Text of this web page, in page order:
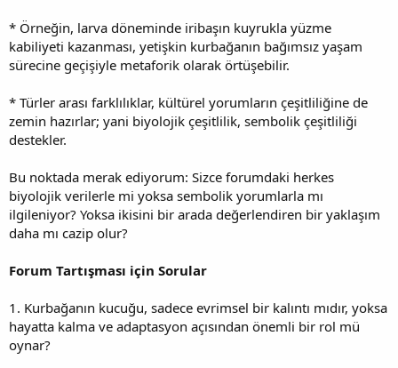
* Örneğin, larva döneminde iribaşın kuyrukla yüzme
kabiliyeti kazanması, yetişkin kurbağanın bağımsız yaşam
sürecine geçişiyle metaforik olarak örtüşebilir.
* Türler arası farklılıklar, kültürel yorumların çeşitliliğine de
zemin hazırlar; yani biyolojik çeşitlilik, sembolik çeşitliliği
destekler.
Bu noktada merak ediyorum: Sizce forumdaki herkes
biyolojik verilerle mi yoksa sembolik yorumlarla mı
ilgileniyor? Yoksa ikisini bir arada değerlendiren bir yaklaşım
daha mı cazip olur?
Forum Tartışması için Sorular
1. Kurbağanın kucuğu, sadece evrimsel bir kalıntı mıdır, yoksa
hayatta kalma ve adaptasyon açısından önemli bir rol mü
oynar?